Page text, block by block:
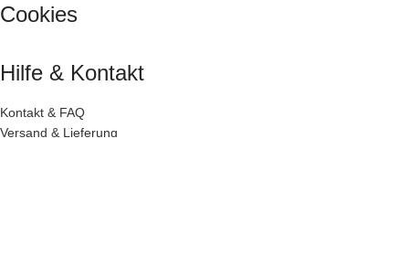
Cookies
Hilfe & Kontakt
Kontakt & FAQ
Versand & Lieferung